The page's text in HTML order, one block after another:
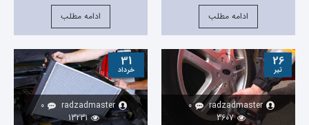
ادامه مطلب ادامه مطلب
26
تیر
radzadmaster
0
3607
31
خرداد
radzadmaster
0
13231